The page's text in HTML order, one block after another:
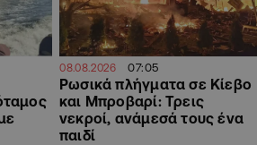
08.08.2026 07:05
Ρωσικά πλήγματα σε Κίεβο
και Μπροβαρί: Τρεις
νεκροί, ανάμεσά τους ένα
παιδί